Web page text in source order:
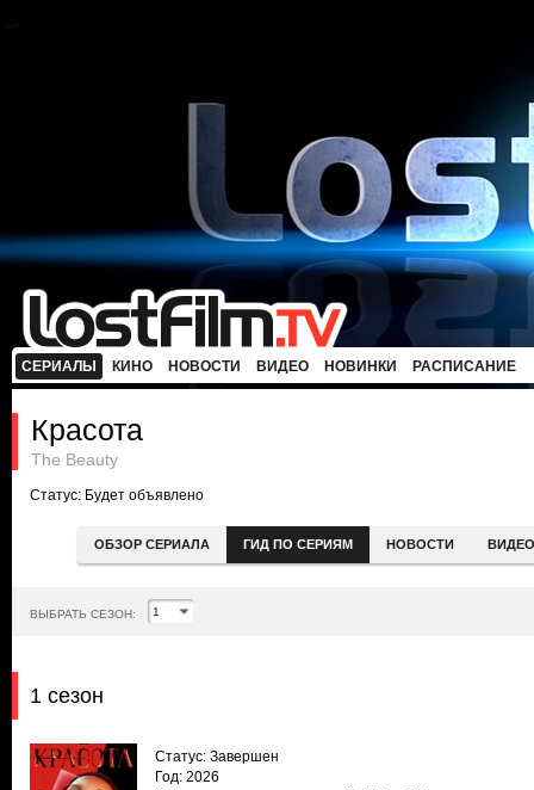
СЕРИАЛЫ КИНО НОВОСТИ ВИДЕО НОВИНКИ РАСПИСАНИЕ
Красота
The Beauty
Статус: Будет объявлено
ОБЗОР СЕРИАЛА ГИД ПО СЕРИЯМ НОВОСТИ ВИДЕО
ВЫБРАТЬ СЕЗОН:
1 сезон
Статус: Завершен
Год: 2026